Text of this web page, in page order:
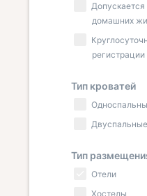
домашних
регистрации
Тип кроватей
Тип
Отели
Хостелы